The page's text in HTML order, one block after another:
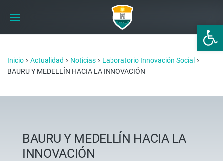
Abrir
Inicio › Actualidad › Noticias › Laboratorio Innovación Social ›
BAURU Y MEDELLÍN HACIA LA INNOVACIÓN
BAURU Y MEDELLÍN HACIA LA
INNOVACIÓN